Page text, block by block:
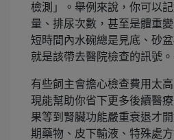
檢測」。舉例來說，你可以
量、排尿次數，甚至是體重
短時間內水碗總是見底、砂
就是該帶去醫院檢查的訊號
有些飼主會擔心檢查費用太
現能幫助你省下更多後續醫
果等到腎臟功能嚴重衰退才
期藥物、皮下輸液、特殊處